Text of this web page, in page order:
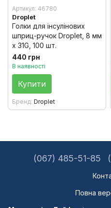
Артикул: 46780
Droplet
Голки для інсулінових
шприц-ручок Droplet, 8 мм
х 31G, 100 шт.
440 грн
В наявності
Купити
Бренд Droplet
(067) 485-51-85
Повна